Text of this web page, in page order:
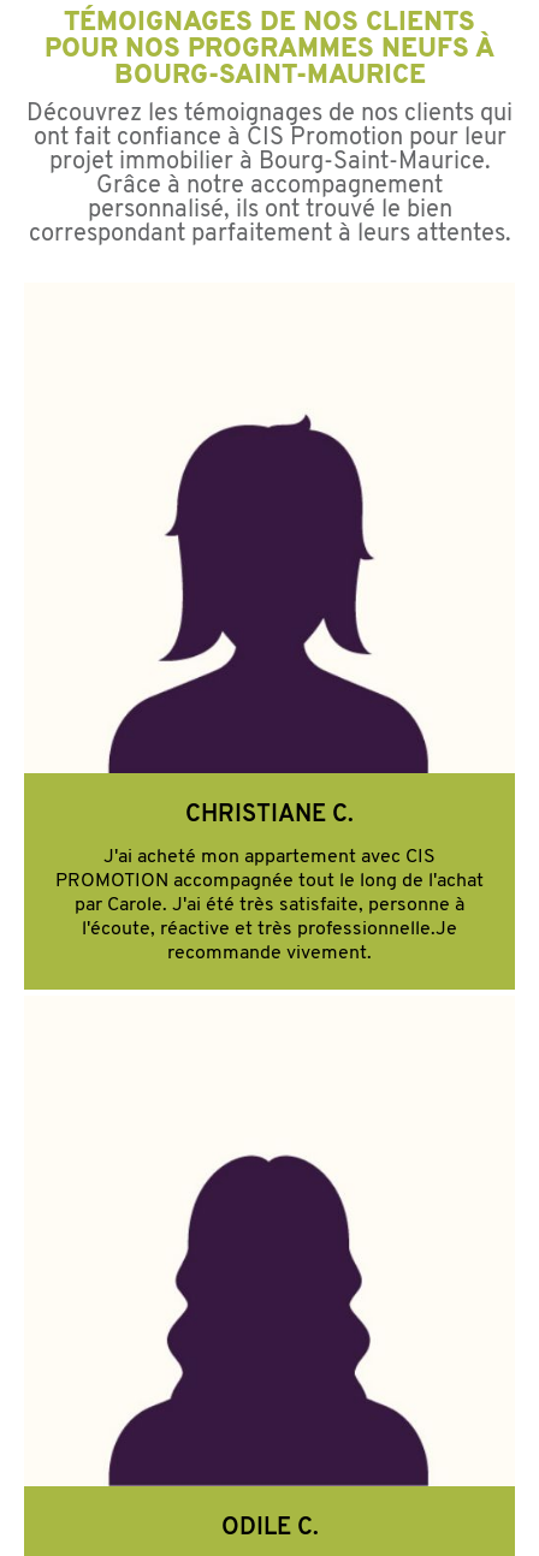
TÉMOIGNAGES DE NOS CLIENTS
POUR NOS PROGRAMMES NEUFS À
BOURG-SAINT-MAURICE
Découvrez les témoignages de nos clients qui
ont fait confiance à CIS Promotion pour leur
projet immobilier à Bourg-Saint-Maurice.
Grâce à notre accompagnement
personnalisé, ils ont trouvé le bien
correspondant parfaitement à leurs attentes.
CHRISTIANE C.
J'ai acheté mon appartement avec CIS
PROMOTION accompagnée tout le long de l'achat
par Carole. J'ai été très satisfaite, personne à
l'écoute, réactive et très professionnelle.Je
recommande vivement.
ODILE C.